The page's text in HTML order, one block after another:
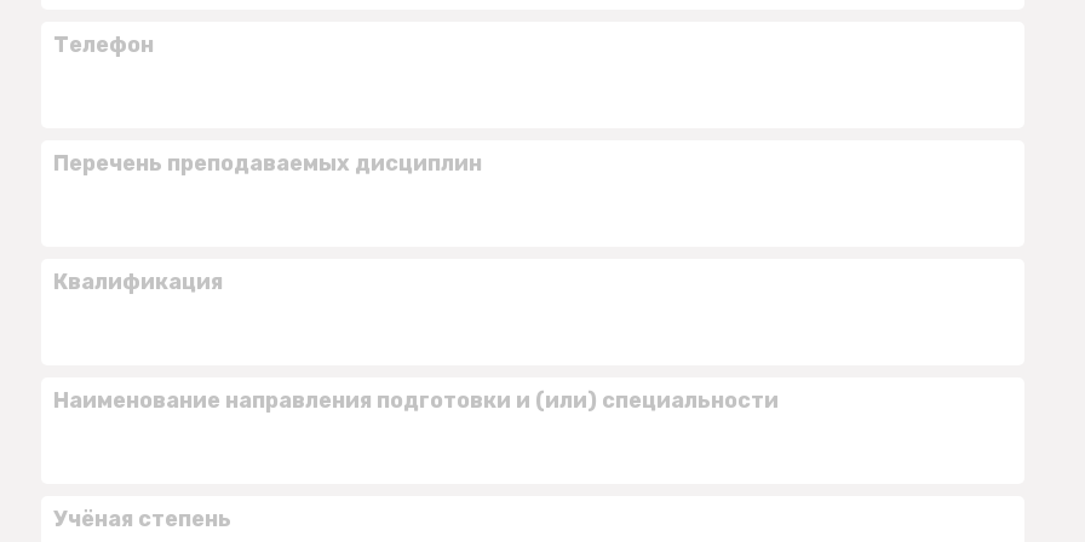
Телефон
Перечень преподаваемых дисциплин
Квалификация
Наименование направления подготовки и (или) специальности
Учёная степень